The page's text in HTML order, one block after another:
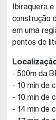
Ibiraquera
construção
em uma
pontos do
- 500m da
- 10 min de
- 10 min de
- 14 min de